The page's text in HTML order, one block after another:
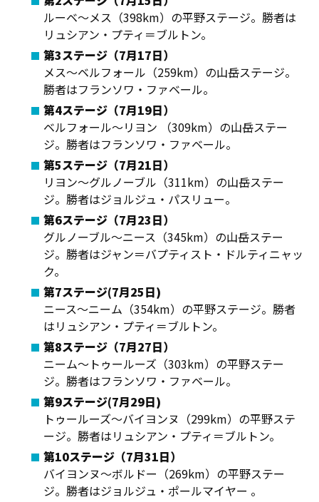
ルーベ〜メス（398km）の平野ステージ。勝者は
リュシアン・プティ＝ブルトン。
第3ステージ（7月17日）
メス〜ベルフォール（259km）の山岳ステージ。
勝者はフランソワ・ファベール。
第4ステージ（7月19日）
ベルフォール〜リヨン （309km）の山岳ステー
ジ。勝者はフランソワ・ファベール。
第5ステージ（7月21日）
リヨン〜グルノーブル（311km）の山岳ステー
ジ。勝者はジョルジュ・パスリュー。
第6ステージ（7月23日）
グルノーブル〜ニース（345km）の山岳ステー
ジ。勝者はジャン＝バプティスト・ドルティニャッ
ク。
第7ステージ(7月25日)
ニース〜ニーム（354km）の平野ステージ。勝者
はリュシアン・プティ＝ブルトン。
第8ステージ（7月27日）
ニーム〜トゥールーズ（303km）の平野ステー
ジ。勝者はフランソワ・ファベール。
第9ステージ(7月29日)
トゥールーズ〜バイヨンヌ（299km）の平野ステ
ージ。勝者はリュシアン・プティ＝ブルトン。
第10ステージ（7月31日）
バイヨンヌ〜ボルドー（269km）の平野ステー
ジ。勝者はジョルジュ・ポールマイヤー 。